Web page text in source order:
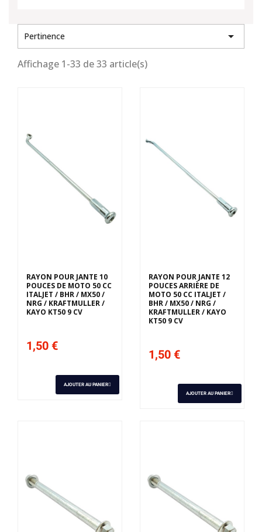
Pertinence 
Affichage 1-33 de 33 article(s)
RAYON POUR JANTE 10
POUCES DE MOTO 50 CC
ITALJET / BHR / MX50 /
NRG / KRAFTMULLER /
KAYO KT50 9 CV
1,50 €
AJOUTER AU PANIER
RAYON POUR JANTE 12
POUCES ARRIÈRE DE
MOTO 50 CC ITALJET /
BHR / MX50 / NRG /
KRAFTMULLER / KAYO
KT50 9 CV
1,50 €
AJOUTER AU PANIER